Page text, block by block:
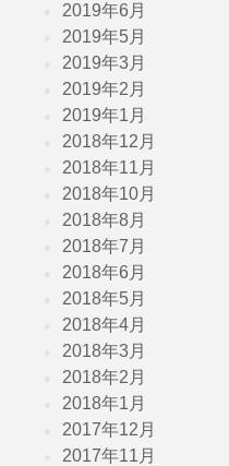
2019年6月
2019年5月
2019年3月
2019年2月
2019年1月
2018年12月
2018年11月
2018年10月
2018年8月
2018年7月
2018年6月
2018年5月
2018年4月
2018年3月
2018年2月
2018年1月
2017年12月
2017年11月